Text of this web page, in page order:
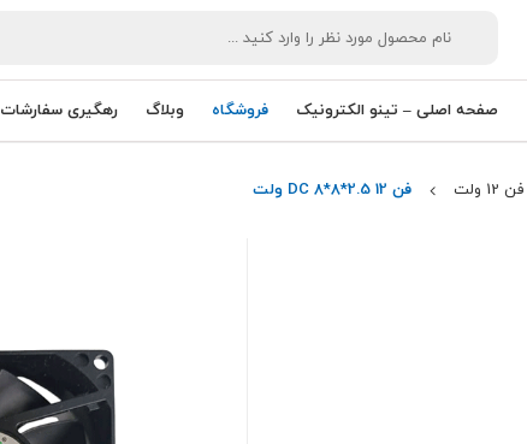
صفحه اصلی – تینو الکترونیک فروشگاه وبلاگ رهگیری سفارشات
فن 12 ولت فن DC 8*8*2.5 12 ولت